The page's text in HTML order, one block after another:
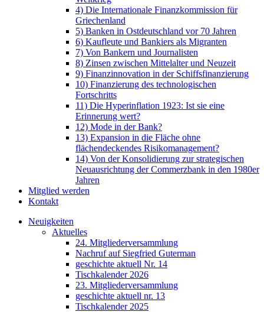
4) Die Internationale Finanzkommission für
Griechenland
5) Banken in Ostdeutschland vor 70 Jahren
6) Kaufleute und Bankiers als Migranten
7) Von Bankern und Journalisten
8) Zinsen zwischen Mittelalter und Neuzeit
9) Finanzinnovation in der Schiffsfinanzierung
10) Finanzierung des technologischen
Fortschritts
11) Die Hyperinflation 1923: Ist sie eine
Erinnerung wert?
12) Mode in der Bank?
13) Expansion in die Fläche ohne
flächendeckendes Risikomanagement?
14) Von der Konsolidierung zur strategischen
Neuausrichtung der Commerzbank in den 1980er
Jahren
Mitglied werden
Kontakt
Neuigkeiten
Aktuelles
24. Mitgliederversammlung
Nachruf auf Siegfried Guterman
geschichte aktuell Nr. 14
Tischkalender 2026
23. Mitgliederversammlung
geschichte aktuell nr. 13
Tischkalender 2025